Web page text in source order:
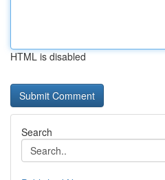
HTML is disabled
Search